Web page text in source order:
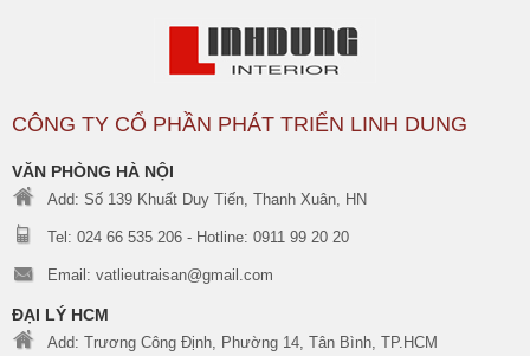
CÔNG TY CỔ PHẦN PHÁT TRIỂN LINH DUNG
VĂN PHÒNG HÀ NỘI
Add: Số 139 Khuất Duy Tiến, Thanh Xuân, HN
Tel: 024 66 535 206 - Hotline: 0911 99 20 20
Email: vatlieutraisan@gmail.com
ĐẠI LÝ HCM
Add: Trương Công Định, Phường 14, Tân Bình, TP.HCM